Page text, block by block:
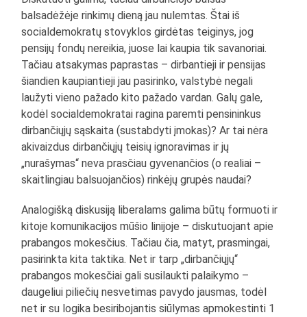
balsadėžėje rinkimų dieną jau nulemtas. Štai iš
socialdemokratų stovyklos girdėtas teiginys, jog
pensijų fondų nereikia, juose lai kaupia tik savanoriai.
Tačiau atsakymas paprastas – dirbantieji ir pensijas
šiandien kaupiantieji jau pasirinko, valstybė negali
laužyti vieno pažado kito pažado vardan. Galų gale,
kodėl socialdemokratai ragina paremti pensininkus
dirbančiųjų sąskaita (sustabdyti įmokas)? Ar tai nėra
akivaizdus dirbančiųjų teisių ignoravimas ir jų
„nurašymas“ neva prasčiau gyvenančios (o realiai –
skaitlingiau balsuojančios) rinkėjų grupės naudai?
Analogišką diskusiją liberalams galima būtų formuoti ir
kitoje komunikacijos mūšio linijoje – diskutuojant apie
prabangos mokesčius. Tačiau čia, matyt, prasmingai,
pasirinkta kita taktika. Net ir tarp „dirbančiųjų“
prabangos mokesčiai gali susilaukti palaikymo –
daugeliui piliečių nesvetimas pavydo jausmas, todėl
net ir su logika besiribojantis siūlymas apmokestinti 1